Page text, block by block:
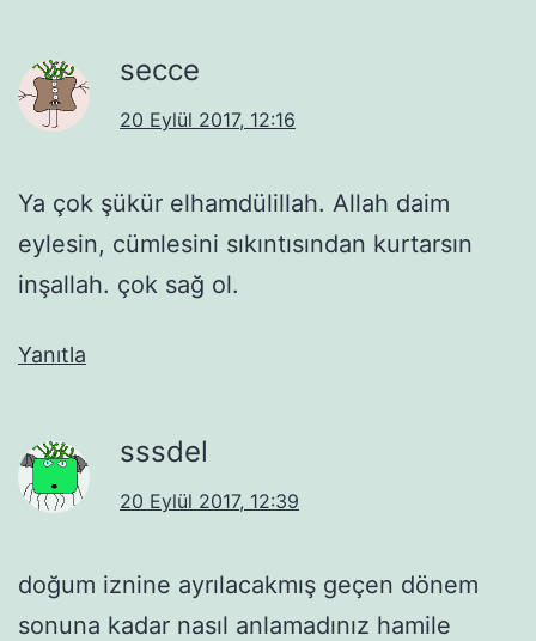
secce
20 Eylül 2017, 12:16
Ya çok şükür elhamdülillah. Allah daim
eylesin, cümlesini sıkıntısından kurtarsın
inşallah. çok sağ ol.
Yanıtla
sssdel
20 Eylül 2017, 12:39
doğum iznine ayrılacakmış geçen dönem
sonuna kadar nasıl anlamadınız hamile